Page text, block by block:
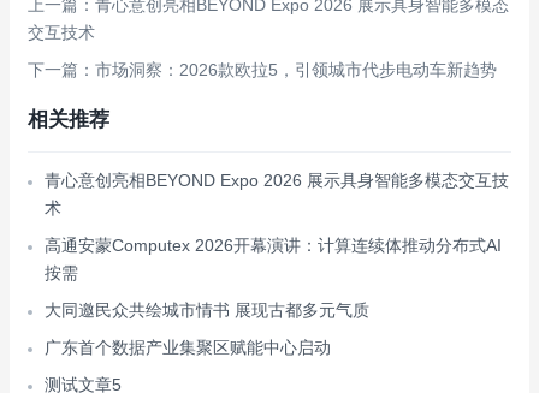
上一篇：青心意创亮相BEYOND Expo 2026 展示具身智能多模态
交互技术
下一篇：市场洞察：2026款欧拉5，引领城市代步电动车新趋势
相关推荐
青心意创亮相BEYOND Expo 2026 展示具身智能多模态交互技
术
高通安蒙Computex 2026开幕演讲：计算连续体推动分布式AI
按需
大同邀民众共绘城市情书 展现古都多元气质
广东首个数据产业集聚区赋能中心启动
测试文章5